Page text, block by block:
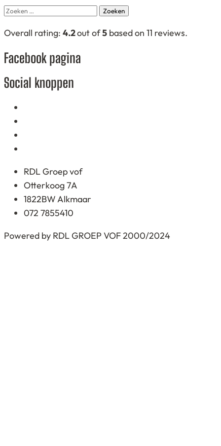
Zoeken
4,2
based
12.345
Overall rating: 4.2out of5 based on 11 reviews.
Facebook pagina
Social knoppen
RDL Groep vof
Otterkoog 7A
1822BW Alkmaar
072 7855410
Powered by RDL GROEP VOF 2000/2024